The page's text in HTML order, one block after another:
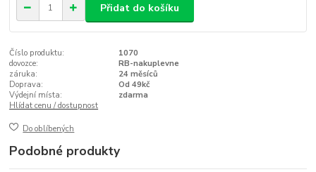
Přidat do košíku
Číslo produktu:
1070
dovozce:
RB-nakuplevne
záruka:
24 měsíců
Doprava:
Od 49kč
Výdejní místa:
zdarma
Hlídat cenu / dostupnost
Do oblíbených
Podobné produkty